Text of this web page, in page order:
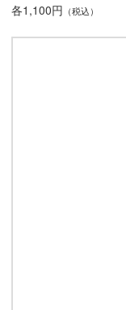
各1,100円 （税込）